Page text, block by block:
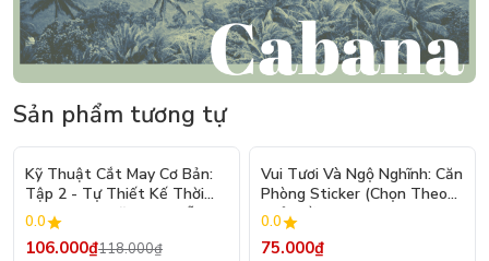
Sản phẩm tương tự
- 10%
Kỹ Thuật Cắt May Cơ Bản:
Tập 2 - Tự Thiết Kế Thời
Trang Nam Nữ - Tạo Mẫu
Rập - Kỹ Thuật Nhảy Size
0.0
106.000₫118.000₫
Vui Tươi Và Ngộ Nghĩnh: Căn
Phòng Sticker (Chọn Theo
Chủ Đề) - Hơn 250 Sticker
0.0
75.000₫